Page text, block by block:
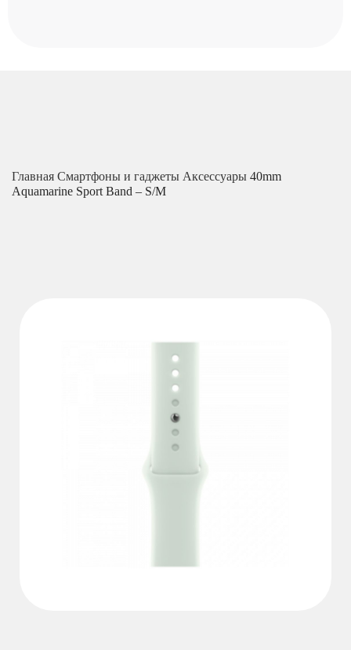
Главная Смартфоны и гаджеты Аксессуары 40mm
Aquamarine Sport Band – S/M